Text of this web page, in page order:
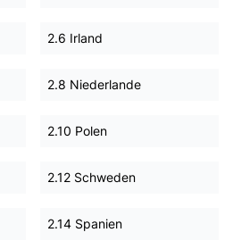
2.6 Irland
2.8 Niederlande
2.10 Polen
2.12 Schweden
2.14 Spanien